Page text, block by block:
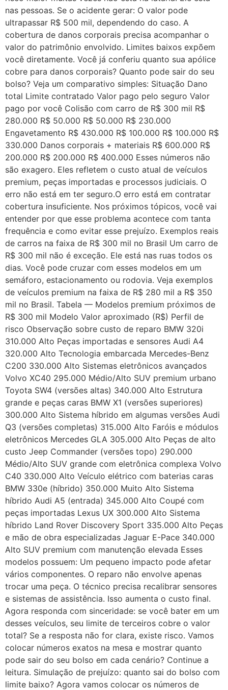
nas pessoas. Se o acidente gerar: O valor pode
ultrapassar R$ 500 mil, dependendo do caso. A
cobertura de danos corporais precisa acompanhar o
valor do patrimônio envolvido. Limites baixos expõem
você diretamente. Você já conferiu quanto sua apólice
cobre para danos corporais? Quanto pode sair do seu
bolso? Veja um comparativo simples: Situação Dano
total Limite contratado Valor pago pelo seguro Valor
pago por você Colisão com carro de R$ 300 mil R$
280.000 R$ 50.000 R$ 50.000 R$ 230.000
Engavetamento R$ 430.000 R$ 100.000 R$ 100.000 R$
330.000 Danos corporais + materiais R$ 600.000 R$
200.000 R$ 200.000 R$ 400.000 Esses números não
são exagero. Eles refletem o custo atual de veículos
premium, peças importadas e processos judiciais. O
erro não está em ter seguro.O erro está em contratar
cobertura insuficiente. Nos próximos tópicos, você vai
entender por que esse problema acontece com tanta
frequência e como evitar esse prejuízo. Exemplos reais
de carros na faixa de R$ 300 mil no Brasil Um carro de
R$ 300 mil não é exceção. Ele está nas ruas todos os
dias. Você pode cruzar com esses modelos em um
semáforo, estacionamento ou rodovia. Veja exemplos
de veículos premium na faixa de R$ 280 mil a R$ 350
mil no Brasil. Tabela — Modelos premium próximos de
R$ 300 mil Modelo Valor aproximado (R$) Perfil de
risco Observação sobre custo de reparo BMW 320i
310.000 Alto Peças importadas e sensores Audi A4
320.000 Alto Tecnologia embarcada Mercedes-Benz
C200 330.000 Alto Sistemas eletrônicos avançados
Volvo XC40 295.000 Médio/Alto SUV premium urbano
Toyota SW4 (versões altas) 340.000 Alto Estrutura
grande e peças caras BMW X1 (versões superiores)
300.000 Alto Sistema híbrido em algumas versões Audi
Q3 (versões completas) 315.000 Alto Faróis e módulos
eletrônicos Mercedes GLA 305.000 Alto Peças de alto
custo Jeep Commander (versões topo) 290.000
Médio/Alto SUV grande com eletrônica complexa Volvo
C40 330.000 Alto Veículo elétrico com baterias caras
BMW 330e (híbrido) 350.000 Muito Alto Sistema
híbrido Audi A5 (entrada) 345.000 Alto Coupé com
peças importadas Lexus UX 300.000 Alto Sistema
híbrido Land Rover Discovery Sport 335.000 Alto Peças
e mão de obra especializadas Jaguar E-Pace 340.000
Alto SUV premium com manutenção elevada Esses
modelos possuem: Um pequeno impacto pode afetar
vários componentes. O reparo não envolve apenas
trocar uma peça. O técnico precisa recalibrar sensores
e sistemas de assistência. Isso aumenta o custo final.
Agora responda com sinceridade: se você bater em um
desses veículos, seu limite de terceiros cobre o valor
total? Se a resposta não for clara, existe risco. Vamos
colocar números exatos na mesa e mostrar quanto
pode sair do seu bolso em cada cenário? Continue a
leitura. Simulação de prejuízo: quanto sai do bolso com
limite baixo? Agora vamos colocar os números de